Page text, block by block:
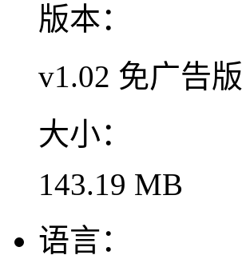
版本：
v1.02 免广告版
大小：
143.19 MB
语言：